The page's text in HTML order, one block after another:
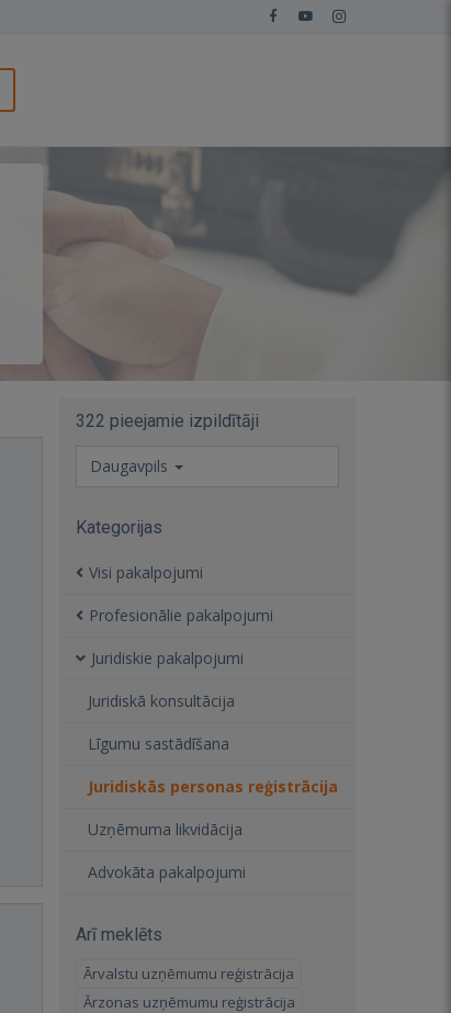
322 pieejamie izpildītāji
Daugavpils
Kategorijas
Visi pakalpojumi
Profesionālie pakalpojumi
Juridiskie pakalpojumi
Juridiskā konsultācija
Līgumu sastādīšana
Juridiskās personas reģistrācija
Uzņēmuma likvidācija
Advokāta pakalpojumi
Arī meklēts
Ārvalstu uzņēmumu reģistrācija
Ārzonas uzņēmumu reģistrācija